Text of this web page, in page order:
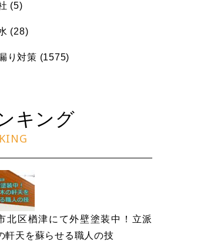
(5)
(28)
り対策 (1575)
キング
北区楢津にて外壁塗装中！立派
軒天を蘇らせる職人の技